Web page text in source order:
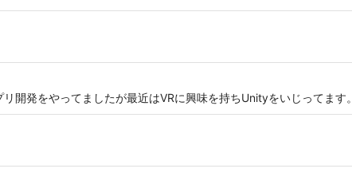
開発をやってましたが最近はVRに興味を持ちUnityをいじってます。